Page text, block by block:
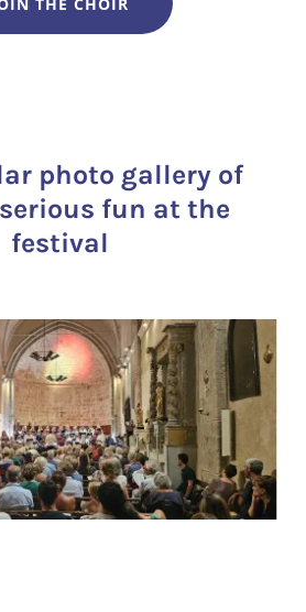
photo gallery of
fun at the
festival